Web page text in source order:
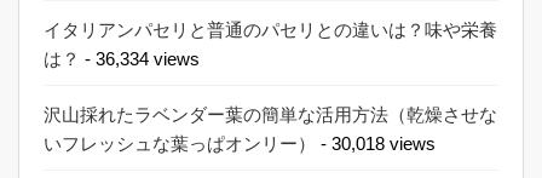
イタリアンパセリと普通のパセリとの違いは？味や栄養
は？ - 36,334 views
沢山採れたラベンダー葉の簡単な活用方法（乾燥させな
いフレッシュな葉っぱオンリー）
- 30,018 views